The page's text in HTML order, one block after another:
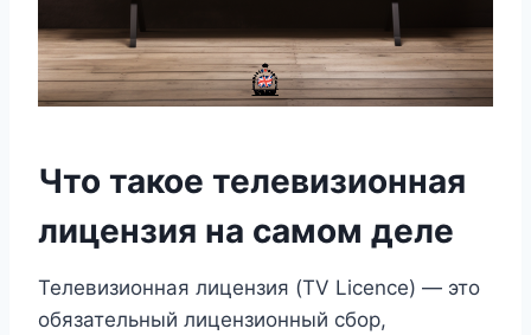
Что такое телевизионная
лицензия на самом деле
Телевизионная лицензия (TV Licence) — это
обязательный лицензионный сбор,